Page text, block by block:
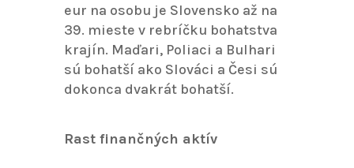
eur na osobu je Slovensko až na
39. mieste v rebríčku bohatstva
krajín. Maďari, Poliaci a Bulhari
sú bohatší ako Slováci a Česi sú
dokonca dvakrát bohatší.
Rast finančných aktív